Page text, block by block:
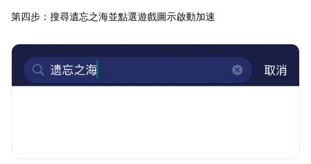
第四步：搜尋遺忘之海並點選遊戲圖示啟動加速